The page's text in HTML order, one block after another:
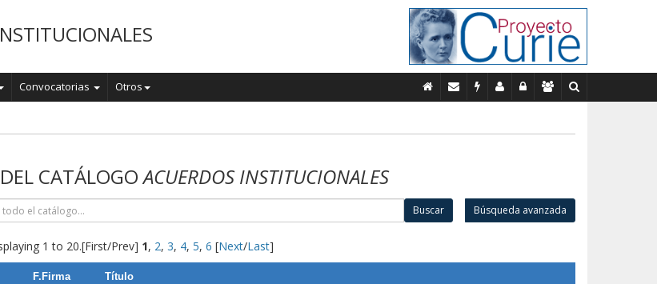
Convocatorias Otros
CATÁLOGOACUERDOS INSTITUCIONALES
Buscar Búsqueda avanzada
1 to 20.[First/Prev] 1, 2, 3, 4, 5, 6 [Next/Last]
F.Firma Título